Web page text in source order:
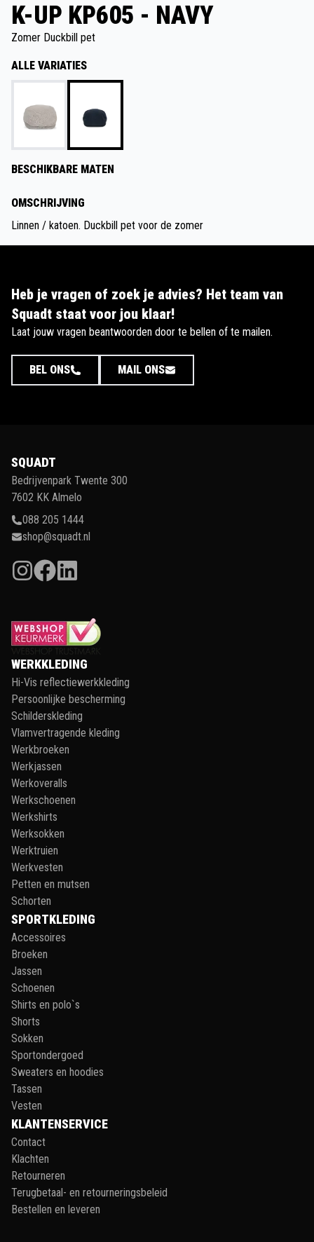
K-UP KP605 - NAVY
Zomer Duckbill pet
ALLE VARIATIES
BESCHIKBARE MATEN
OMSCHRIJVING
Linnen / katoen. Duckbill pet voor de zomer
Heb je vragen of zoek je advies? Het team van
Squadt staat voor jou klaar!
Laat jouw vragen beantwoorden door te bellen of te mailen.
BEL ONS MAIL ONS
SQUADT
Bedrijvenpark Twente 300
7602 KK Almelo
088 205 1444
shop@squadt.nl
WERKKLEDING
Hi-Vis reflectiewerkkleding
Persoonlijke bescherming
Schilderskleding
Vlamvertragende kleding
Werkbroeken
Werkjassen
Werkoveralls
Werkschoenen
Werkshirts
Werksokken
Werktruien
Werkvesten
Petten en mutsen
Schorten
SPORTKLEDING
Accessoires
Broeken
Jassen
Schoenen
Shirts en polo`s
Shorts
Sokken
Sportondergoed
Sweaters en hoodies
Tassen
Vesten
KLANTENSERVICE
Contact
Klachten
Retourneren
Terugbetaal- en retourneringsbeleid
Bestellen en leveren